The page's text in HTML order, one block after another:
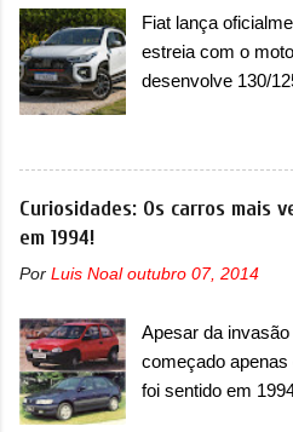
possui faróis com
com um pequeno
laterais. Os faróis
dois problemas. O
atualização do
da bateria (AHCP
verificação e, se
motor do
ventilação e ar-
uma sobrecarga
poderá causar a
requerendo a
modulo de...
Fiat lança
estreia com o
desenvolve 130/
oficialmente a
mudanças visuais
motor. Depois da
motor 1.0 12v
Strada soube ser
importantes que a
conseguiu
Curiosidades: Os carros mais
em 1994!
Por Luis Noal outubro 07, 2014
Apesar da
começado
foi sentido em